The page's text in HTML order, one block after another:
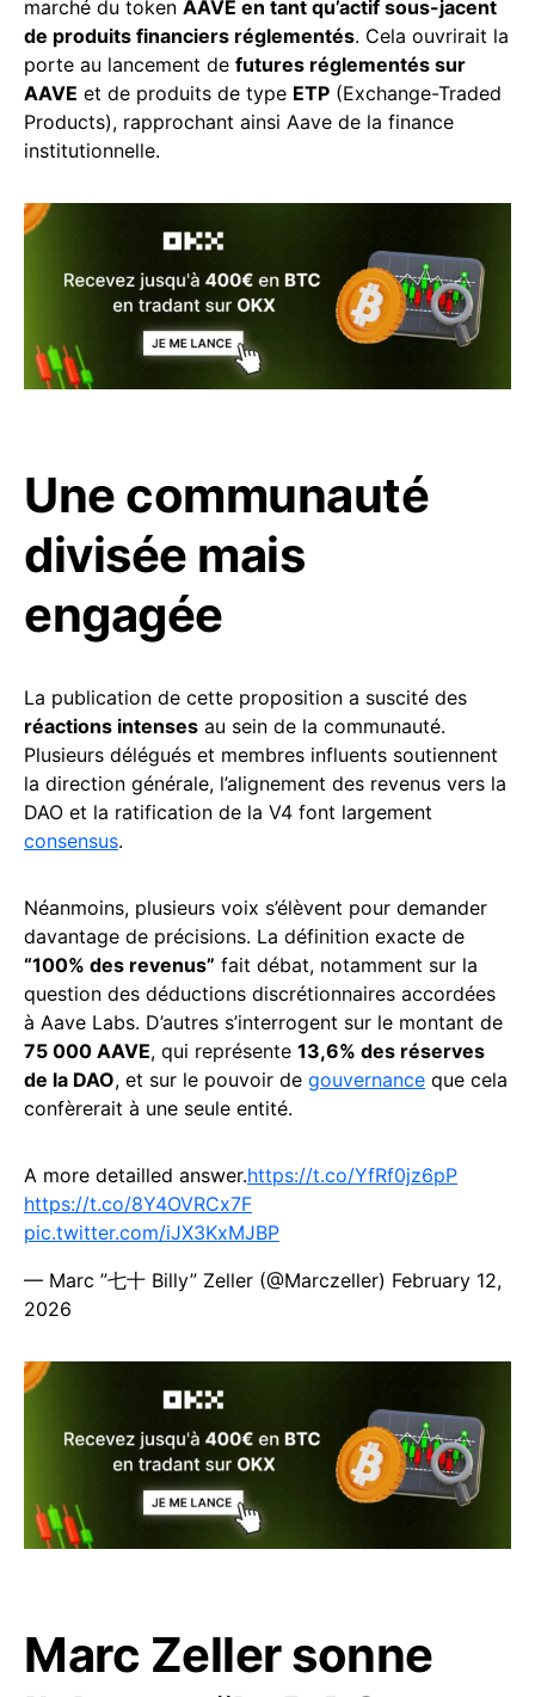
marché du token AAVE en tant qu’actif sous-jacent
de produits financiers réglementés. Cela ouvrirait la
porte au lancement de futures réglementés sur
AAVE et de produits de type ETP (Exchange-Traded
Products), rapprochant ainsi Aave de la finance
institutionnelle.
Une communauté
divisée mais
engagée
La publication de cette proposition a suscité des
réactions intenses au sein de la communauté.
Plusieurs délégués et membres influents soutiennent
la direction générale, l’alignement des revenus vers la
DAO et la ratification de la V4 font largement
consensus.
Néanmoins, plusieurs voix s’élèvent pour demander
davantage de précisions. La définition exacte de
“100% des revenus” fait débat, notamment sur la
question des déductions discrétionnaires accordées
à Aave Labs. D’autres s’interrogent sur le montant de
75 000 AAVE, qui représente 13,6% des réserves
de la DAO, et sur le pouvoir de gouvernance que cela
confèrerait à une seule entité.
A more detailled answer.https://t.co/YfRf0jz6pP
https://t.co/8Y4OVRCx7F
pic.twitter.com/iJX3KxMJBP
— Marc ”七十 Billy” Zeller (@Marczeller) February 12,
2026
Marc Zeller sonne